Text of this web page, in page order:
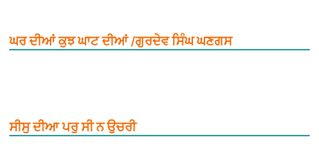
ਘਰ ਦੀਆਂ ਕੁਝ ਘਾਟ ਦੀਆਂ /ਗੁਰਦੇਵ ਸਿੰਘ ਘਣਗਸ
ਸੀਸੁ ਦੀਆ ਪਰੁ ਸੀ ਨ ਉਚਰੀ